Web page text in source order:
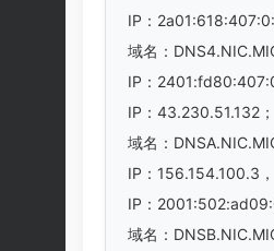
IP：
域名：
IP：
IP：43.230.51.132；
域名：
IP：156.154.100.3，
IP：
域名：